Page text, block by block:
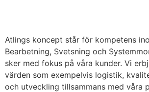
Atlings koncept står för kompetens
Bearbetning, Svetsning och
sker med fokus på våra kunder. Vi
värden som exempelvis logistik,
och utveckling tillsammans med våra